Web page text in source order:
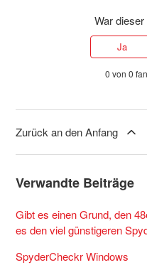
War
Ja
0 von 0
Zurück an den Anfang
Verwandte Beiträge
Gibt es einen Grund, den
es den viel günstigeren
SpyderCheckr Windows